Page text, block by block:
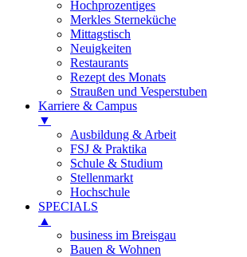
Hochprozentiges
Merkles Sterneküche
Mittagstisch
Neuigkeiten
Restaurants
Rezept des Monats
Straußen und Vesperstuben
Karriere & Campus
▼
Ausbildung & Arbeit
FSJ & Praktika
Schule & Studium
Stellenmarkt
Hochschule
SPECIALS
▲
business im Breisgau
Bauen & Wohnen